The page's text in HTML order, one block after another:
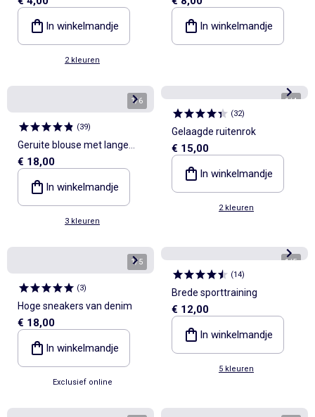
In winkelmandje
2 kleuren
dalmatiërprint
In winkelmandje
1/6
(39)
Geruite blouse met lange
mouwen
€ 18,00
In winkelmandje
3 kleuren
1/4
(32)
Gelaagde ruitenrok
€ 15,00
In winkelmandje
2 kleuren
1/5
(3)
Hoge sneakers van denim
€ 18,00
In winkelmandje
Exclusief online
1/5
(14)
Brede sporttraining
€ 12,00
In winkelmandje
5 kleuren